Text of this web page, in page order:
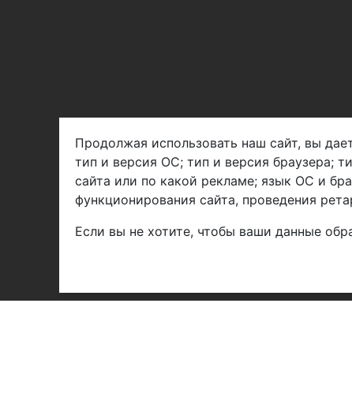
Арбен текстиль г. Щелково, пер.
1-й Советский д.25, владение 2.
Продолжая использовать наш сайт, вы
тип и версия ОС; тип и версия браузера;
сайта или по какой рекламе; язык ОС и
функционирования сайта, проведения
Если вы не хотите, чтобы ваши данные